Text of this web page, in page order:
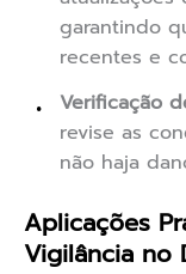
garantindo
recentes e
Verificação
revise as
não haja
Aplicações
Vigilância no